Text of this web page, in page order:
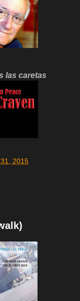
las caretas
2015